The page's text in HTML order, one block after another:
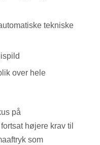
tekniske
over hele
på
højere krav til
som